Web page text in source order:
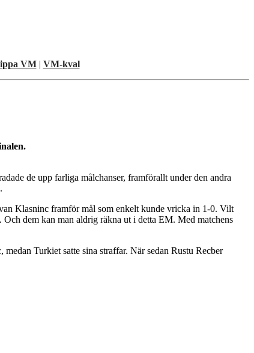
VM| VM-kval
de upp farliga målchanser, framförallt under den andra
Klasninc framför mål som enkelt kunde vricka in 1-0. Vilt
dem kan man aldrig räkna ut i detta EM. Med matchens
Turkiet satte sina straffar. När sedan Rustu Recber